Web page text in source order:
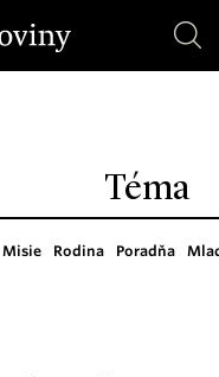
Téma
Misie Rodina Poradňa